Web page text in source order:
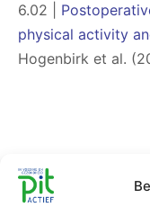
6.02 |
physical activity
Hogenbirk et al.